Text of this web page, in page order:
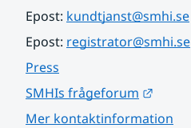
Epost: kundtjanst@smhi.se
Epost: registrator@smhi.se
Press
SMHIs frågeforum
Mer kontaktinformation